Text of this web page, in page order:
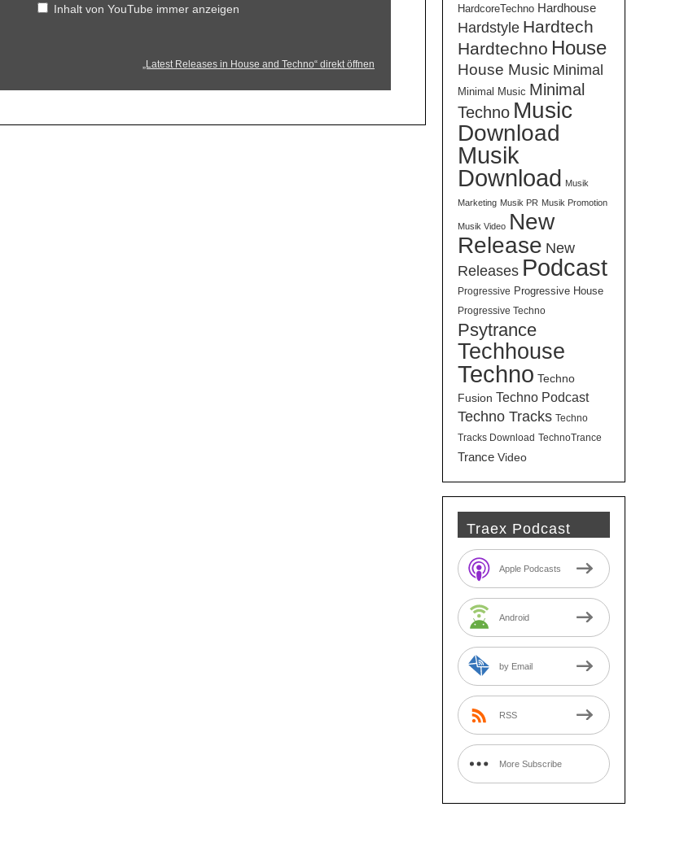
Inhalt von YouTube immer anzeigen
„Latest Releases in House and Techno“ direkt öffnen
HardcoreTechno Hardhouse
Hardstyle Hardtech
Hardtechno House
House Music Minimal
Minimal Music Minimal
Techno Music
Download
Musik
Download Musik
Marketing Musik PR Musik Promotion
Musik Video New
Release New
Releases Podcast
Progressive Progressive House
Progressive Techno
Psytrance
Techhouse
Techno Techno
Fusion Techno Podcast
Techno Tracks Techno
Tracks Download TechnoTrance
Trance Video
Traex Podcast
Apple Podcasts
Android
by Email
RSS
More Subscribe
Options